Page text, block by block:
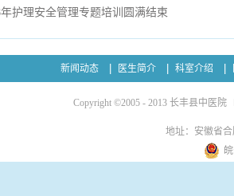
护理安全管理专题培训圆满结束
新闻动态 医生简介 科室介绍
Copyright ©2005 - 2013 长丰县中医院
地址：安徽省